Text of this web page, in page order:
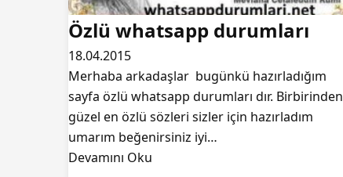
Özlü whatsapp durumları
18.04.2015
Merhaba arkadaşlar bugünkü hazırladığım
sayfa özlü whatsapp durumları dır. Birbirinden
güzel en özlü sözleri sizler için hazırladım
umarım beğenirsiniz iyi…
Devamını Oku